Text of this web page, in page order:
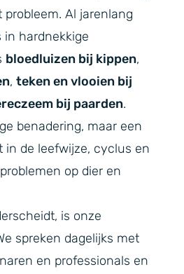
Al jarenlang
hardnekkige
bloedluizen bij kippen,
, teken en vlooien bij
bij paarden.
benadering, maar een
in de leefwijze, cyclus en
op dier en
is onze
spreken dagelijks met
en professionals en